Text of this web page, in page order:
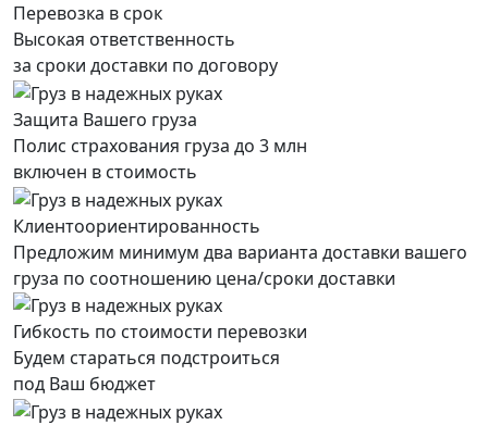
Перевозка в срок
Высокая ответственность
за сроки доставки по договору
Защита Вашего груза
Полис страхования груза до 3 млн
включен в стоимость
Клиентоориентированность
Предложим минимум два варианта доставки вашего
груза по соотношению цена/сроки доставки
Гибкость по стоимости перевозки
Будем стараться подстроиться
под Ваш бюджет